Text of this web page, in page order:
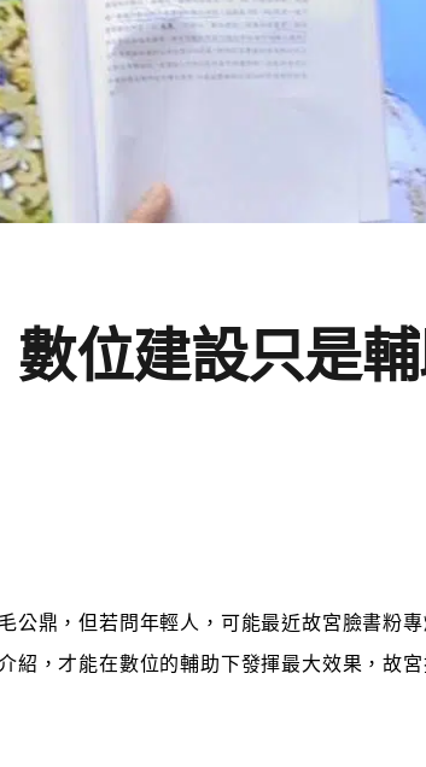
位建設只是
公鼎，但若問年輕人，可能最近故宮臉書粉
，才能在數位的輔助下發揮最大效果，故